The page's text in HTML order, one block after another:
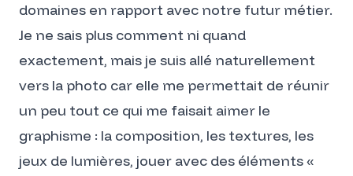
domaines en rapport avec notre futur métier.
Je ne sais plus comment ni quand
exactement, mais je suis allé naturellement
vers la photo car elle me permettait de réunir
un peu tout ce qui me faisait aimer le
graphisme : la composition, les textures, les
jeux de lumières, jouer avec des éléments «